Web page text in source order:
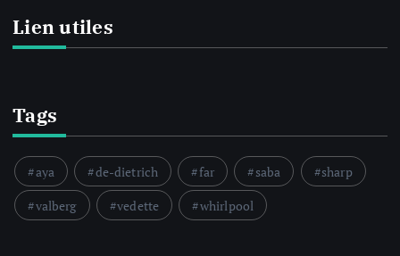
Lien utiles
Tags
aya de-dietrich far saba
sharp
valberg
vedette whirlpool